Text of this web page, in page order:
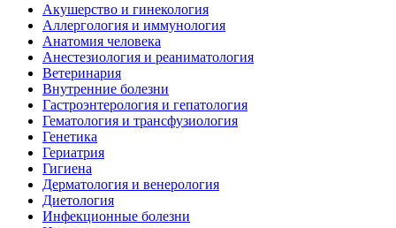
Акушерство и гинекология
Аллергология и иммунология
Анатомия человека
Анестезиология и реаниматология
Ветеринария
Внутренние болезни
Гастроэнтерология и гепатология
Гематология и трансфузиология
Генетика
Гериатрия
Гигиена
Дерматология и венерология
Диетология
Инфекционные болезни